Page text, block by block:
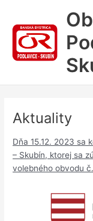
obsah
Aktuality
Dňa 15.12. 2023 sa
– Skubín, ktorej sa
volebného obvodu